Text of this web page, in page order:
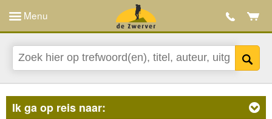
Menu
Ik ga op reis naar: